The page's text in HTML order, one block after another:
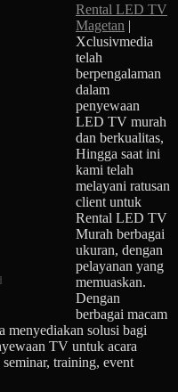
Rental LED TV
Magetan |
Xclusivmedia
telah
berpengalaman
dalam
penyewaan
LED TV murah
dan berkualitas,
Hingga saat ini
kami telah
melayani ratusan
client untuk
Rental LED TV
Murah berbagai
ukuran, dengan
pelayanan yang
memuaskan.
Dengan
berbagai macam
solusi bagi
TV untuk acara
training, event